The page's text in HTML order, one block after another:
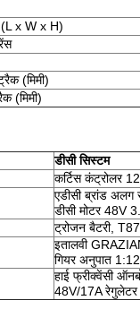
x W x H)
(मिमी)
(मिमी)
डीसी सिस्टम
कर्टिस कंट्रोलर
एडीसी ब्रांड अलग
डीसी मोटर 48V
ट्रोजन बैटरी,
इतालवी
गियर अनुपात
हाई फ्रीक्वेंसी
48V/17A रेगुलेटर